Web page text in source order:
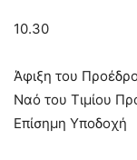
10.30
Άφιξη του
Ναό του Τιμίου
Επίσημη Υποδοχή